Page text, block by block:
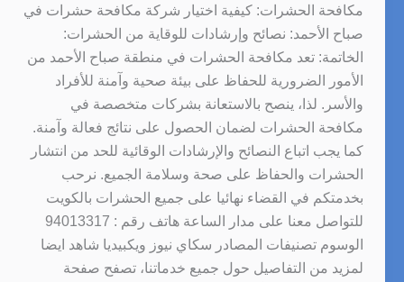
مكافحة الحشرات: كيفية اختيار شركة مكافحة حشرات في
صباح الأحمد: نصائح وإرشادات للوقاية من الحشرات:
الخاتمة: تعد مكافحة الحشرات في منطقة صباح الأحمد من
الأمور الضرورية للحفاظ على بيئة صحية وآمنة للأفراد
والأسر. لذا، ينصح بالاستعانة بشركات متخصصة في
مكافحة الحشرات لضمان الحصول على نتائج فعالة وآمنة.
كما يجب اتباع النصائح والإرشادات الوقائية للحد من انتشار
الحشرات والحفاظ على صحة وسلامة الجميع. نرحب
بخدمتكم في القضاء نهائيا على جميع الحشرات بالكويت
للتواصل معنا على مدار الساعة هاتف رقم : 94013317
الوسوم تصنيفات المصادر سكاي نيوز ويكبيديا شاهد ايضا
لمزيد من التفاصيل حول جميع خدماتنا، تصفح صفحة